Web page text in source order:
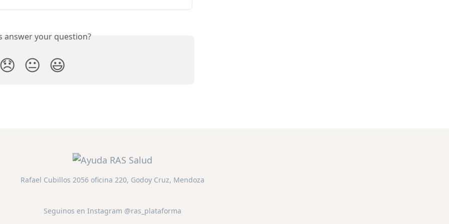
answer your question?
😞 😐 😃
Rafael Cubillos 2056 oficina 220, Godoy Cruz, Mendoza
Seguinos en Instagram @ras_plataforma